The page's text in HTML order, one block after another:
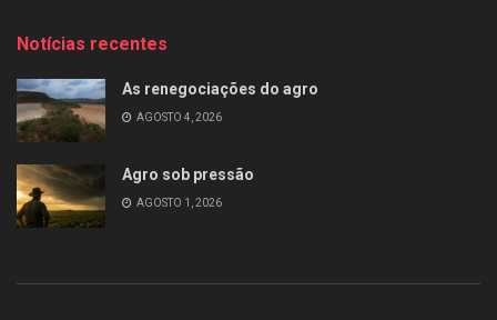
Notícias recentes
As renegociações do agro
AGOSTO 4, 2026
Agro sob pressão
AGOSTO 1, 2026